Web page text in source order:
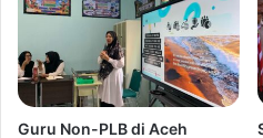
Guru Non-PLB di Aceh